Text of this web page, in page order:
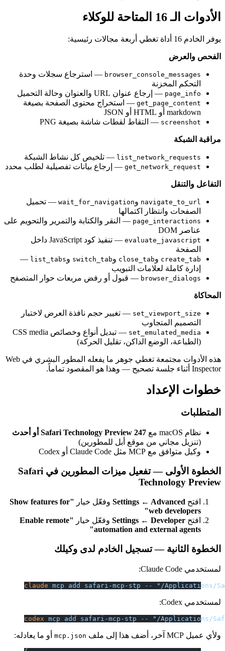
الأدوات الـ 16 المتاحة للوكلاء
يوفر الخادم 16 أداة تغطي أربعة مجالات رئيسية:
الفحص والعرض
browser_console_messages — استرجاع سجلات وحدة
التحكم المخزنة
page_info— إرجاع عنوان URL والعنوان وحالة التحميل
get_page_content— استخراج محتوى الصفحة بصيغة
markdown أو HTML أو JSON
screenshot— التقاط لقطات شاشة بصيغة PNG
مراقبة الشبكة
list_network_requests — تلخيص كل نشاط الشبكة
get_network_request— إرجاع بيانات تفصيلية لطلب محدد
التفاعل والتنقل
navigate_to_urlو wait_for_navigation— تحميل
الصفحات وانتظار اكتمالها
page_interactions— النقر والكتابة والتمرير والتحويم على
عناصر DOM
evaluate_javascript
— تنفيذ كود JavaScript داخل
الصفحة
create_tab و close_tabو switch_tabو list_tabs
—
إدارة كاملة لعلامات التبويب
browser_dialogs — قبول أو رفض مربعات حوار المتصفح
المحاكاة
set_viewport_size— تغيير حجم نافذة العرض لاختبار
التصميم المتجاوب
set_emulated_media
— تبديل أنواع وخصائص CSS media
(الطباعة، الوضع الداكن، تقليل الحركة)
هذه الأدوات مجتمعة تغطي جوهر ما يفعله المطور البشري في Web
Inspector أثناء جلسة تصحيح — وهذا هو المقصود تماماً.
خطوات الإعداد
المتطلبات
نظام macOS مع
Safari Technology Preview 247 أو أحدث
(تنزيل مجاني من موقع أبل للمطورين)
وكيل متوافق مع MCP مثل Claude Code أو Codex
الخطوة الأولى — تفعيل ميزات المطورين في Safari
Technology Preview
افتحSettings ← Advancedوفعّل خيار
"Show features for
web developers"
افتحSettings ← Developerوفعّل خيار
"Enable remote
automation and external agents"
الخطوة الثانية — تسجيل الخادم لدى وكيلك
لمستخدمي Claude Code:
claude mcp add safari-mcp-stp -- "/Applications/
لمستخدمي Codex:
codex mcp add safari-mcp-stp -- "/Applications/
ولأي عميل MCP آخر، أضف هذا إلى ملف mcp.jsonأو ما يعادله: